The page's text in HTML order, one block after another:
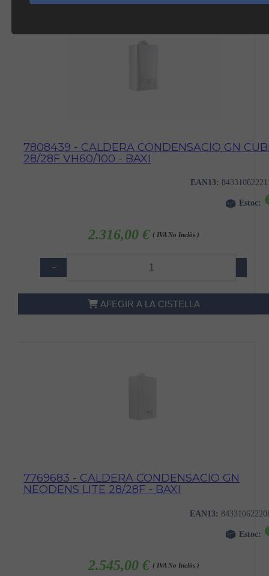
7808439 - CALDERA CONDENSACIO GN
28/28F VH60/100 - BAXI
EAN13:
Estoc:
2.316,00 € ( IVA No Inclòs )
−
AFEGIR A LA CISTELLA
7769683 - CALDERA CONDENSACIO GN
NEODENS LITE 28/28F - BAXI
EAN13:
Estoc:
2.545,00 € ( IVA No Inclòs )